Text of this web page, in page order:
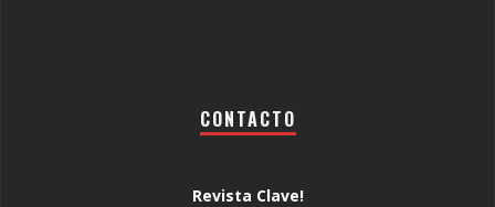
CONTACTO
Revista Clave!